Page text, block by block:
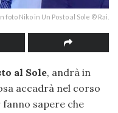
foto Niko in Un Posto al Sole © Rai.
al Sole, andrà in
accadrà nel corso
sapere che